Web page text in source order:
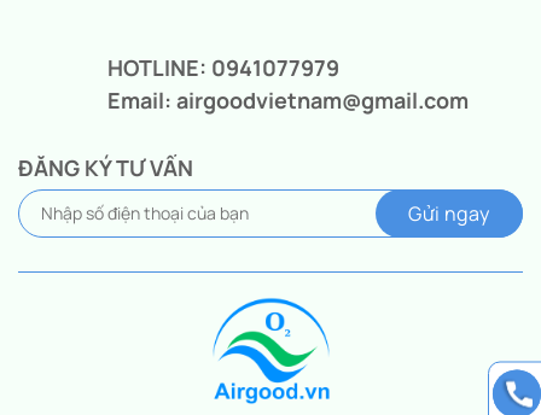
HOTLINE: 0941077979
Email: airgoodvietnam@gmail.com
ĐĂNG KÝ TƯ VẤN